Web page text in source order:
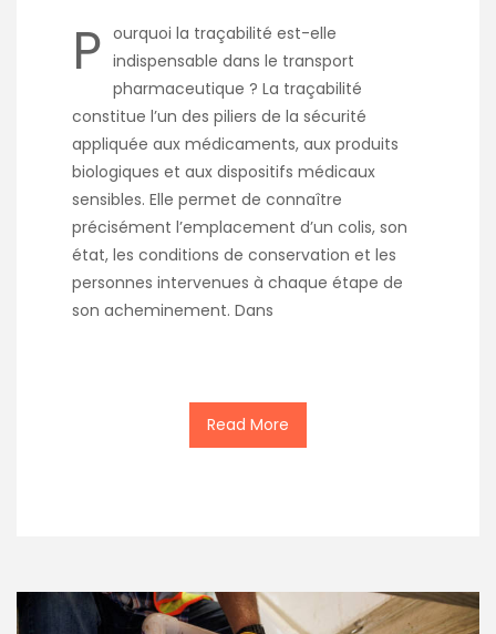
P ourquoi la traçabilité est-elle
indispensable dans le transport
pharmaceutique ? La traçabilité
constitue l’un des piliers de la sécurité
appliquée aux médicaments, aux produits
biologiques et aux dispositifs médicaux
sensibles. Elle permet de connaître
précisément l’emplacement d’un colis, son
état, les conditions de conservation et les
personnes intervenues à chaque étape de
son acheminement. Dans
Read More